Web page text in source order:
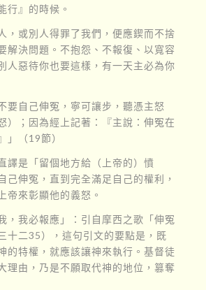
行』的時候。
，或別人得罪了我們，便應鍥而不捨
解決問題。不抱怨、不報復、以寬容
人惡待你也要這樣，有一天主必為你
要自己伸冤，寧可讓步，聽憑主怒
）；因為經上記著：『主說：伸冤在
」（19節）
譯是「留個地方給（上帝的）憤
己伸冤，直到完全滿足自己的權利，
帝來彰顯他的義怒。
，我必報應」：引自摩西之歌「伸冤
十二35），這句引文的要點是，既
的特權，就應該讓神來執行。基督徒
理由，乃是不願取代神的地位，篡奪